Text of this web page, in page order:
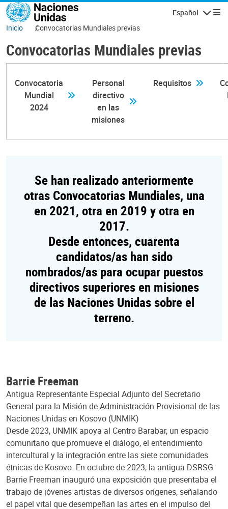
Pasar al contenido principal
Español
Inicio Convocatorias Mundiales previas
Convocatorias Mundiales previas
Convocatoria
Mundial
2024
Personal
directivo
en las
misiones
Requisitos
Se han realizado anteriormente
otras Convocatorias Mundiales, una
en 2021, otra en 2019 y otra en
2017.
Desde entonces, cuarenta
candidatos/as han sido
nombrados/as para ocupar puestos
directivos superiores en misiones
de las Naciones Unidas sobre el
terreno.
Barrie Freeman
Antigua Representante Especial Adjunto del Secretario
General para la Misión de Administración Provisional de las
Naciones Unidas en Kosovo (UNMIK)
Desde 2023, UNMIK apoya al Centro Barabar, un espacio
comunitario que promueve el diálogo, el entendimiento
intercultural y la integración entre las siete comunidades
étnicas de Kosovo. En octubre de 2023, la antigua DSRSG
Barrie Freeman inauguró una exposición que presentaba el
trabajo de jóvenes artistas de diversos orígenes, señalando
el papel vital que desempeñan las artes en el impulso del